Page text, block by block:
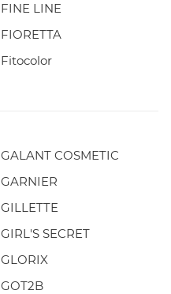
FINE LINE
FIORETTA
Fitocolor
GALANT COSMETIC
GARNIER
GILLETTE
GIRL'S SECRET
GLORIX
GOT2B